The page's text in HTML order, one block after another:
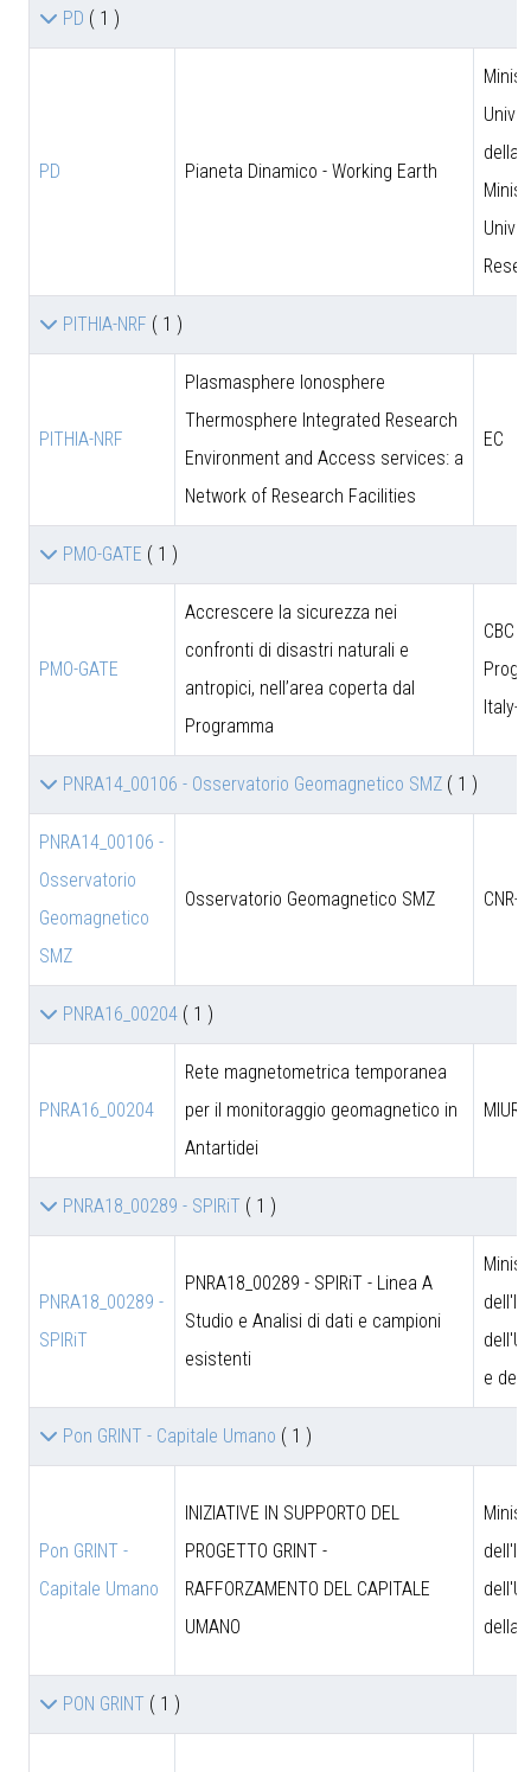
PD ( 1 )
PD Pianeta Dinamico - Working Earth
della
PITHIA-NRF ( 1 )
PITHIA-NRF
Plasmasphere Ionosphere
Thermosphere Integrated Research
Environment and Access services: a
Network of Research Facilities
EC
PMO-GATE ( 1 )
PMO-GATE
Accrescere la sicurezza nei
confronti di disastri naturali e
antropici, nell’area coperta dal
Programma
CBC
Italy-
PNRA14_00106 - Osservatorio Geomagnetico SMZ ( 1 )
PNRA14_00106 -
Osservatorio
Geomagnetico
SMZ
Osservatorio Geomagnetico SMZ CNR-
PNRA16_00204 ( 1 )
PNRA16_00204
Rete magnetometrica temporanea
per il monitoraggio geomagnetico in
Antartidei
MIUR
PNRA18_00289 - SPIRiT ( 1 )
PNRA18_00289 -
SPIRiT
PNRA18_00289 - SPIRiT - Linea A
Studio e Analisi di dati e campioni
esistenti
e
Pon GRINT - Capitale Umano ( 1 )
Pon GRINT -
Capitale Umano
INIZIATIVE IN SUPPORTO DEL
PROGETTO GRINT -
RAFFORZAMENTO DEL CAPITALE
UMANO
della
PON GRINT ( 1 )